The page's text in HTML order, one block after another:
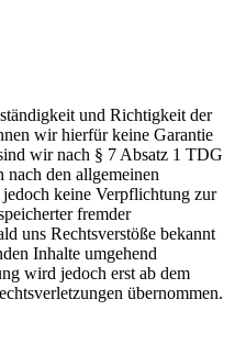
und Richtigkeit der
wir hierfür keine Garantie
wir nach § 7 Absatz 1 TDG
nach den allgemeinen
keine Verpflichtung zur
fremder
uns Rechtsverstöße bekannt
Inhalte umgehend
wird jedoch erst ab dem
übernommen.